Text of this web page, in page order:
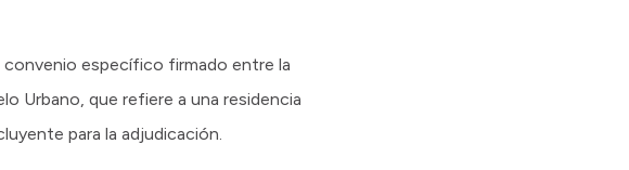
convenio específico firmado entre la
Urbano, que refiere a una residencia
para la adjudicación.